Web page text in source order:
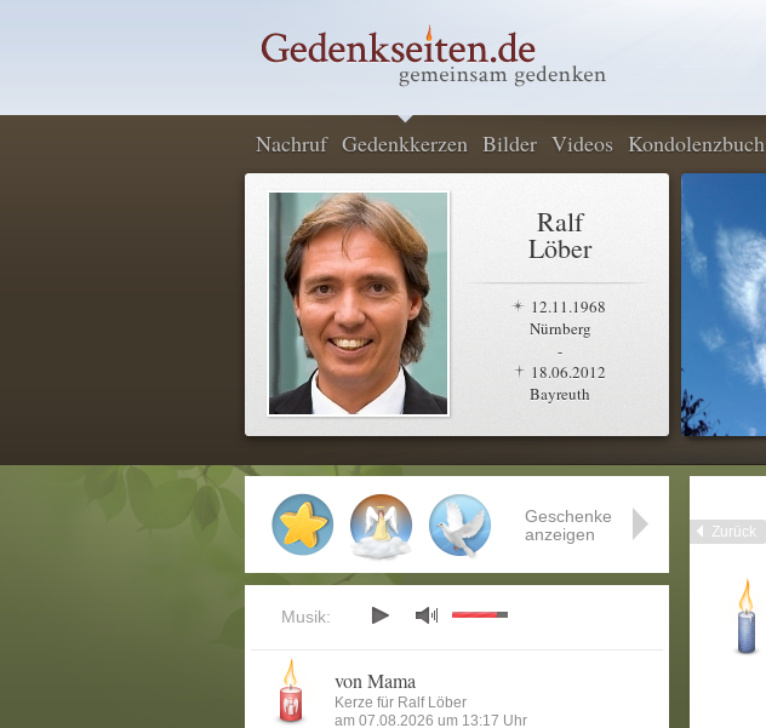
Nachruf Gedenkkerzen Bilder Videos Kondolenzbuch
Ralf
Löber
12.11.1968
Nürnberg
-
18.06.2012
Bayreuth
Zurück
Geschenke
anzeigen
Musik:
von Mama
Kerze für Ralf Löber
am 07.08.2026 um 13:17 Uhr